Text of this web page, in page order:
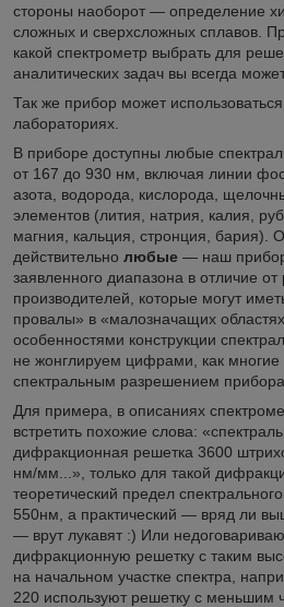
стороны наоборот — определение
сложных и сверхсложных сплавов.
какой спектрометр выбрать для
аналитических задач вы всегда
Так же прибор может
лабораториях.
В приборе доступны любые
от 167 до 930 нм, включая линии
азота, водорода, кислорода,
элементов (лития, натрия, калия,
магния, кальция, стронция, бария).
действительно любые — наш прибор
заявленного диапазона в отличие
производителей, которые могут
провалы» в «малозначащих
особенностями конструкции
не жонглируем цифрами, как многие
спектральным разрешением прибора.
Для примера, в описаниях
встретить похожие слова:
дифракционная решетка 3600
нм/мм...», только для такой
теоретический предел
550нм, а практический — вряд ли
— врут лукавят :) Или
дифракционную решетку с таким
на начальном участке спектра,
220 используют решетку с меньшим